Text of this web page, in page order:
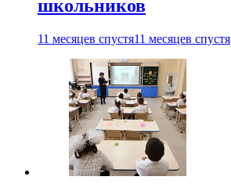
школьников
11 месяцев спустя11 месяцев спустя